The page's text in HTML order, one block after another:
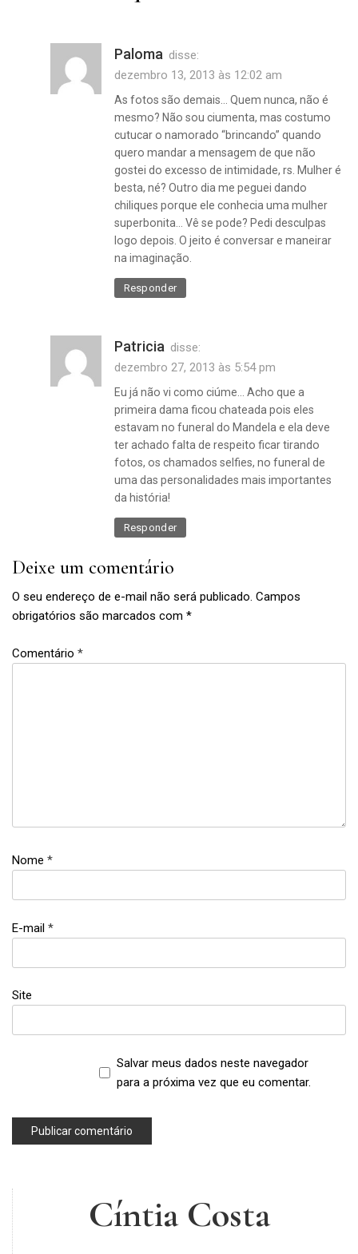
Paloma disse:
dezembro 13, 2013 às 12:02 am
As fotos são demais… Quem nunca, não é
mesmo? Não sou ciumenta, mas costumo
cutucar o namorado “brincando” quando
quero mandar a mensagem de que não
gostei do excesso de intimidade, rs. Mulher é
besta, né? Outro dia me peguei dando
chiliques porque ele conhecia uma mulher
superbonita… Vê se pode? Pedi desculpas
logo depois. O jeito é conversar e maneirar
na imaginação.
Responder
Patricia disse:
dezembro 27, 2013 às 5:54 pm
Eu já não vi como ciúme… Acho que a
primeira dama ficou chateada pois eles
estavam no funeral do Mandela e ela deve
ter achado falta de respeito ficar tirando
fotos, os chamados selfies, no funeral de
uma das personalidades mais importantes
da história!
Responder
Deixe um comentário
O seu endereço de e-mail não será publicado. Campos
obrigatórios são marcados com *
Comentário *
Nome *
E-mail *
Site
Salvar meus dados neste navegador
para a próxima vez que eu comentar.
Cíntia Costa